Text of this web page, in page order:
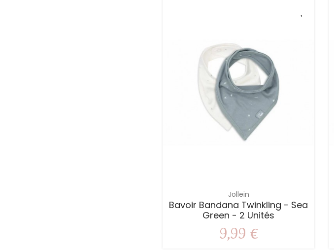
Jollein
Bavoir Bandana Twinkling - Sea
Green - 2 Unités
9,99 €